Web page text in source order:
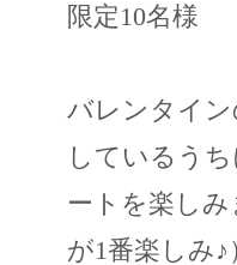
限定10名様
バレンタイ
しているう
ートを楽し
が1番楽しみ♪